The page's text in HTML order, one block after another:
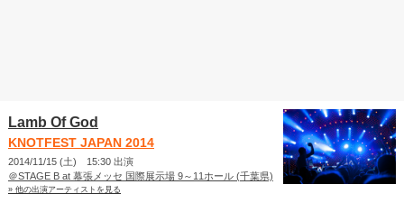
Lamb Of God
KNOTFEST JAPAN 2014
2014/11/15 (土) 15:30 出演
＠STAGE B at 幕張メッセ 国際展示場 9～11ホール (千葉県)
» 他の出演アーティストを見る